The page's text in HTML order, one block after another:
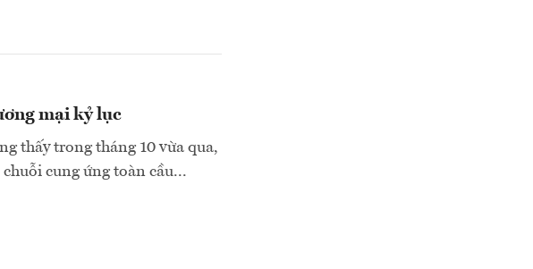
mại kỷ lục
thấy trong tháng 10 vừa qua,
cung ứng toàn cầu...